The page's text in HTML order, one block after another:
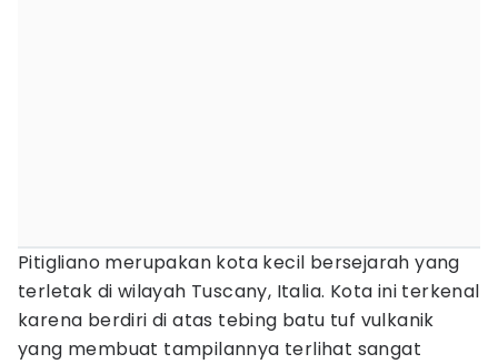
Pitigliano merupakan kota kecil bersejarah yang
terletak di wilayah Tuscany, Italia. Kota ini terkenal
karena berdiri di atas tebing batu tuf vulkanik
yang membuat tampilannya terlihat sangat